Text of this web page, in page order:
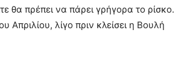
θα πρέπει να πάρει γρήγορα το ρίσκο.
λίγο πριν κλείσει η Βουλή